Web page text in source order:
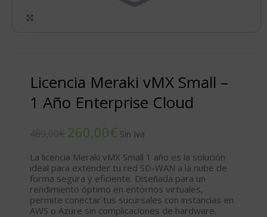
Licencia Meraki vMX Small –
1 Año Enterprise Cloud
260,00€
La licencia Meraki vMX Small 1 año es la solución
ideal para extender tu red SD-WAN a la nube de
forma segura y eficiente. Diseñada para un
rendimiento óptimo en entornos virtuales,
permite conectar tus sucursales con instancias en
AWS o Azure sin complicaciones de hardware.